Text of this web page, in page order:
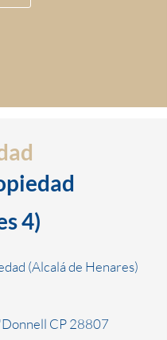
4)
(Alcalá de Henares)
CP 28807